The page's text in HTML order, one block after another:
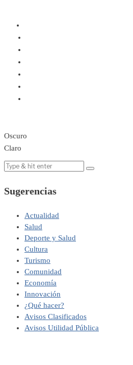
Oscuro
Claro
Sugerencias
Actualidad
Salud
Deporte y Salud
Cultura
Turismo
Comunidad
Economía
Innovación
¿Qué hacer?
Avisos Clasificados
Avisos Utilidad Pública